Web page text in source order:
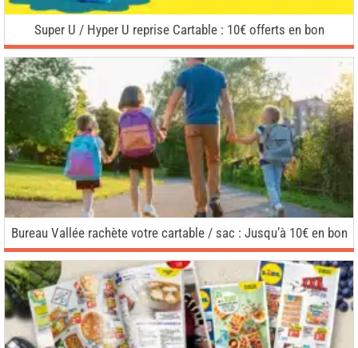
Super U / Hyper U reprise Cartable : 10€ offerts en bon
Bureau Vallée rachète votre cartable / sac : Jusqu’à 10€ en bon